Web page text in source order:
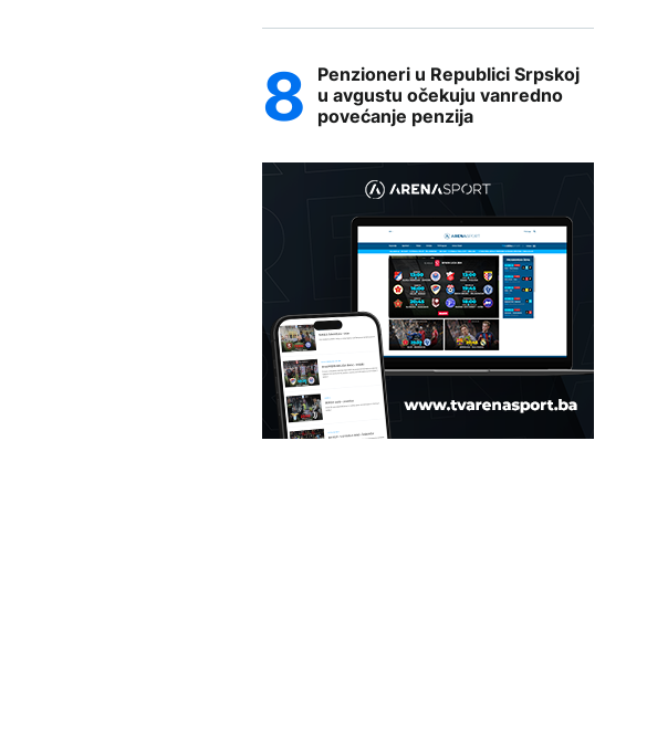
Penzioneri u Republici Srpskoj
u avgustu očekuju vanredno
povećanje penzija